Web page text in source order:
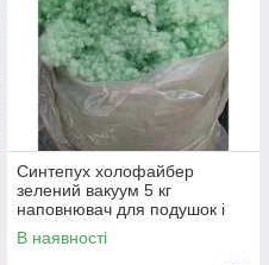
Синтепух холофайбер
зелений вакуум 5 кг
наповнювач для подушок і
іграшок
В наявності